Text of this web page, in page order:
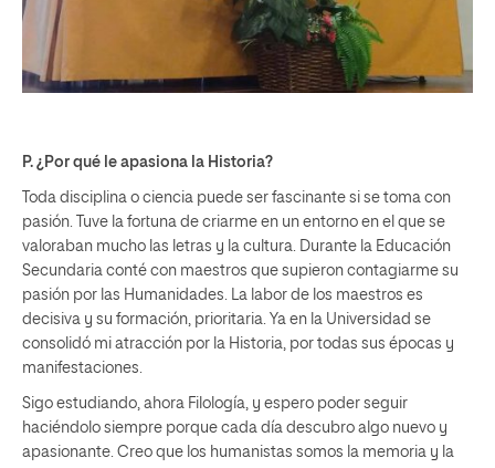
P. ¿Por qué le apasiona la Historia?
Toda disciplina o ciencia puede ser fascinante si se toma con
pasión. Tuve la fortuna de criarme en un entorno en el que se
valoraban mucho las letras y la cultura. Durante la Educación
Secundaria conté con maestros que supieron contagiarme su
pasión por las Humanidades. La labor de los maestros es
decisiva y su formación, prioritaria. Ya en la Universidad se
consolidó mi atracción por la Historia, por todas sus épocas y
manifestaciones.
Sigo estudiando, ahora Filología, y espero poder seguir
haciéndolo siempre porque cada día descubro algo nuevo y
apasionante. Creo que los humanistas somos la memoria y la